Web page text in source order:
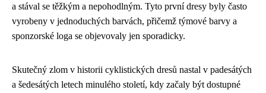
a stával se těžkým a nepohodlným. Tyto první dresy byly často
vyrobeny v jednoduchých barvách, přičemž týmové barvy a
sponzorské loga se objevovaly jen sporadicky.
Skutečný zlom v historii cyklistických dresů nastal v padesátých
a šedesátých letech minulého století, kdy začaly být dostupné